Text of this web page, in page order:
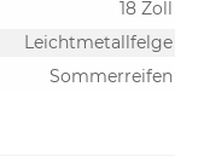
18 Zoll
Leichtmetallfelge
Sommerreifen